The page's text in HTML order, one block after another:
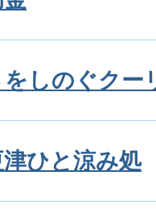
しのぐクー
ひと涼み処